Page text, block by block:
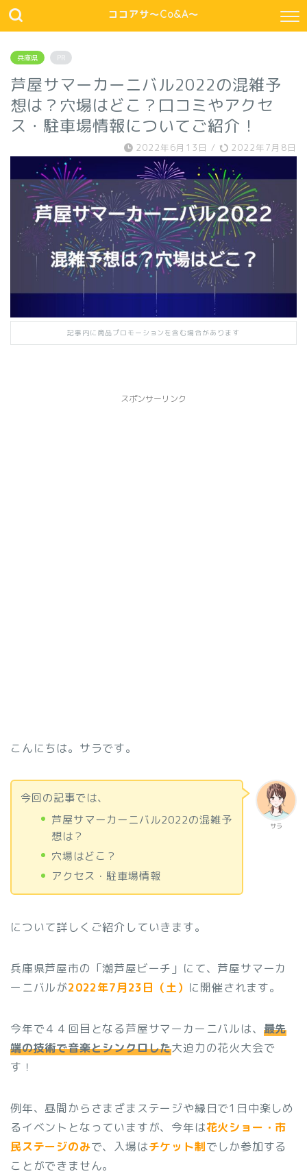
ココアサ～Co&A～
兵庫県 PR
芦屋サマーカーニバル2022の混雑予
想は？穴場はどこ？口コミやアクセ
ス・駐車場情報についてご紹介！
2022年6月13日 / 2022年7月8日
記事内に商品プロモーションを含む場合があります
スポンサーリンク
こんにちは。サラです。
サラ
今回の記事では、
芦屋サマーカーニバル2022の混雑予
想は？
穴場はどこ？
アクセス・駐車場情報
について詳しくご紹介していきます。
兵庫県芦屋市の「潮芦屋ビーチ」にて、芦屋サマーカ
ーニバルが2022年7月23日（土） に開催されます。
今年で４４回目となる芦屋サマーカーニバルは、 最先
端の技術で音楽とシンクロした大迫力の花火大会で
す！
例年、昼間からさまざまステージや縁日で1日中楽しめ
るイベントとなっていますが、今年は花火ショー・市
民ステージのみで、入場はチケット制でしか参加する
ことができません。